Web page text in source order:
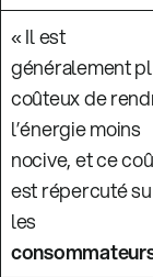
« Il est
généralement
coûteux de
l’énergie moins
nocive, et ce
est répercuté
les